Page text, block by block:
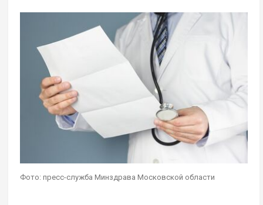
Фото: пресс-служба Минздрава Московской области